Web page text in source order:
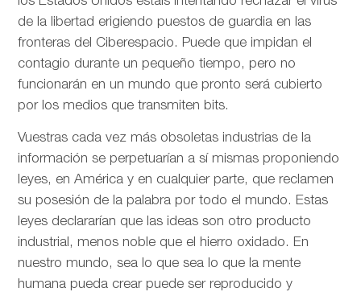
de la libertad erigiendo puestos de guardia en las
fronteras del Ciberespacio. Puede que impidan el
contagio durante un pequeño tiempo, pero no
funcionarán en un mundo que pronto será cubierto
por los medios que transmiten bits.
Vuestras cada vez más obsoletas industrias de la
información se perpetuarían a sí mismas proponiendo
leyes, en América y en cualquier parte, que reclamen
su posesión de la palabra por todo el mundo. Estas
leyes declararían que las ideas son otro producto
industrial, menos noble que el hierro oxidado. En
nuestro mundo, sea lo que sea lo que la mente
humana pueda crear puede ser reproducido y